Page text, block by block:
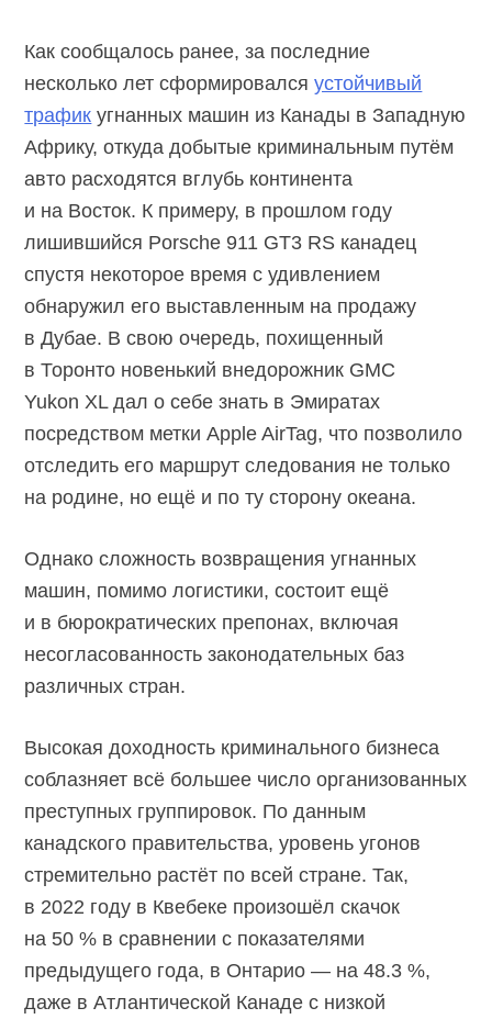
Как сообщалось ранее, за последние
несколько лет сформировалсяустойчивый
трафик угнанных машин из Канады в Западную
Африку, откуда добытые криминальным путём
авто расходятся вглубь континента
и на Восток. К примеру, в прошлом году
лишившийся Porsche 911 GT3 RS канадец
спустя некоторое время с удивлением
обнаружил его выставленным на продажу
в Дубае. В свою очередь, похищенный
в Торонто новенький внедорожник GMC
Yukon XL дал о себе знать в Эмиратах
посредством метки Apple AirTag, что позволило
отследить его маршрут следования не только
на родине, но ещё и по ту сторону океана.
Однако сложность возвращения угнанных
машин, помимо логистики, состоит ещё
и в бюрократических препонах, включая
несогласованность законодательных баз
различных стран.
Высокая доходность криминального бизнеса
соблазняет всё большее число организованных
преступных группировок. По данным
канадского правительства, уровень угонов
стремительно растёт по всей стране. Так,
в 2022 году в Квебеке произошёл скачок
на 50 % в сравнении с показателями
предыдущего года, в Онтарио — на 48.3 %,
даже в Атлантической Канаде с низкой